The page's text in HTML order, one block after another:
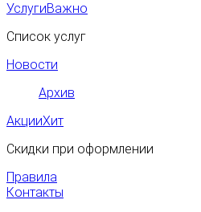
УслугиВажно
Список услуг
Новости
Архив
АкцииХит
Скидки при оформлении
Правила
Контакты